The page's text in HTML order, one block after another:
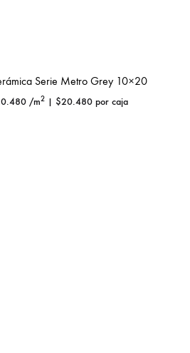
Serie Metro Grey 10×20
/m2 | $20.480 por caja